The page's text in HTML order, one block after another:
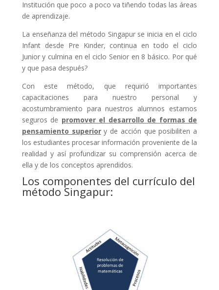
Institución que poco a poco va tiñendo todas las áreas
de aprendizaje.
La enseñanza del método Singapur se inicia en el ciclo
Infant desde Pre Kinder, continua en todo el ciclo
Junior y culmina en el ciclo Senior en 8 básico. Por qué
y que pasa después?
Con este método, que requirió importantes
capacitaciones para nuestro personal y
acostumbramiento para nuestros alumnos estamos
seguros de promover el desarrollo de formas de
pensamiento superiory de acción que posibiliten a
los estudiantes procesar información proveniente de la
realidad y así profundizar su comprensión acerca de
ella y de los conceptos aprendidos.
Los componentes del currículo del
método Singapur: